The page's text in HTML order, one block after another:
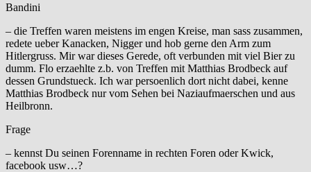
Bandini
– die Treffen waren meistens im engen Kreise, man sass zusammen,
redete ueber Kanacken, Nigger und hob gerne den Arm zum
Hitlergruss. Mir war dieses Gerede, oft verbunden mit viel Bier zu
dumm. Flo erzaehlte z.b. von Treffen mit Matthias Brodbeck auf
dessen Grundstueck. Ich war persoenlich dort nicht dabei, kenne
Matthias Brodbeck nur vom Sehen bei Naziaufmaerschen und aus
Heilbronn.
Frage
– kennst Du seinen Forenname in rechten Foren oder Kwick,
facebook usw…?